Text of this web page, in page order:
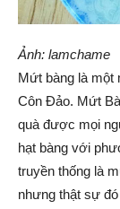
Ảnh: lamchame
Mứt bàng là một
Côn Đảo. Mứt
quà được mọi
hạt bàng với
truyền thống là
nhưng thật sự